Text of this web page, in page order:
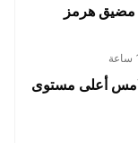
مضيق هرمز
أعلى مستوى